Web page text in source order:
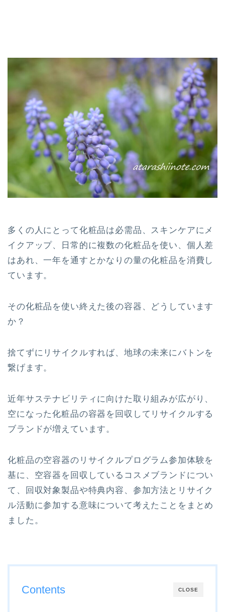
多くの人にとって化粧品は必需品、スキンケアにメ
イクアップ、日常的に複数の化粧品を使い、個人差
はあれ、一年を通すとかなりの量の化粧品を消費し
ています。
その化粧品を使い終えた後の容器、どうしています
か？
捨てずにリサイクルすれば、地球の未来にバトンを
繋げます。
近年サステナビリティに向けた取り組みが広がり、
空になった化粧品の容器を回収してリサイクルする
ブランドが増えています。
化粧品の空容器のリサイクルプログラム参加体験を
基に、空容器を回収しているコスメブランドについ
て、回収対象製品や特典内容、参加方法とリサイク
ル活動に参加する意味について考えたことをまとめ
ました。
CLOSE
Contents